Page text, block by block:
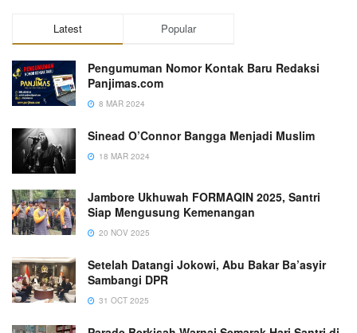
Latest Popular
Pengumuman Nomor Kontak Baru Redaksi
Panjimas.com
8 MAR 2024
Sinead O’Connor Bangga Menjadi Muslim
18 MAR 2024
Jambore Ukhuwah FORMAQIN 2025, Santri
Siap Mengusung Kemenangan
20 NOV 2025
Setelah Datangi Jokowi, Abu Bakar Ba’asyir
Sambangi DPR
31 OCT 2025